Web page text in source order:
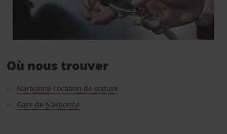
Où nous trouver
Narbonne Location de voiture
Gare de Narbonne